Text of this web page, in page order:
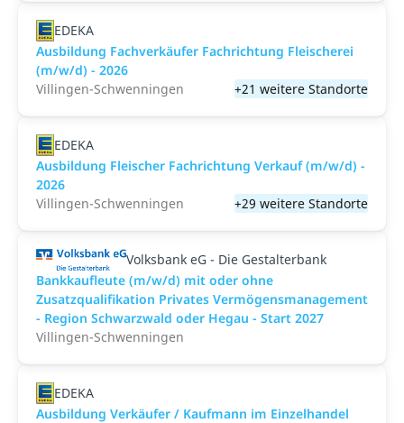
EDEKA
Ausbildung Fachverkäufer Fachrichtung Fleischerei
(m/w/d) - 2026
Villingen-Schwenningen
+21 weitere Standorte
EDEKA
Ausbildung Fleischer Fachrichtung Verkauf (m/w/d) -
2026
Villingen-Schwenningen
+29 weitere Standorte
Volksbank eG - Die Gestalterbank
Bankkaufleute (m/w/d) mit oder ohne
Zusatzqualifikation Privates Vermögensmanagement
- Region Schwarzwald oder Hegau - Start 2027
Villingen-Schwenningen
EDEKA
Ausbildung Verkäufer / Kaufmann im Einzelhandel